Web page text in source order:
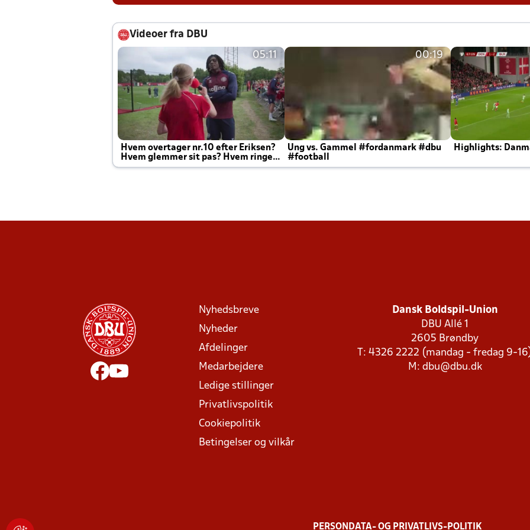
Videoer fra DBU
05:11
Hvem overtager nr.10 efter Eriksen?
Hvem glemmer sit pas? Hvem ringer
Joachim altid til efter kampe?
00:19
Ung vs. Gammel #fordanmark #dbu
#football
Highlights:
Nyhedsbreve
Nyheder
Afdelinger
Medarbejdere
Ledige stillinger
Privatlivspolitik
Cookiepolitik
Betingelser og vilkår
Dansk Boldspil-Union
DBU Allé 1
2605 Brøndby
T: 4326 2222 (mandag - fredag 9-
M: dbu@dbu.dk
PERSONDATA- OG PRIVATLIVS-POLITIK